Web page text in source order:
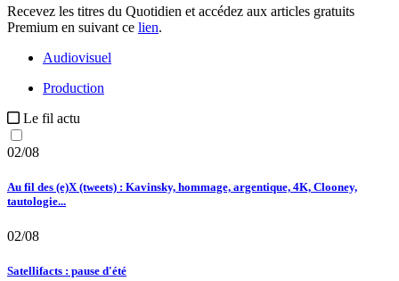
Recevez les titres du Quotidien et accédez aux articles gratuits
Premium en suivant ce lien.
Audiovisuel
Production
Le fil actu
02/08
Au fil des (e)X (tweets) : Kavinsky, hommage, argentique, 4K, Clooney,
tautologie...
02/08
Satellifacts : pause d'été